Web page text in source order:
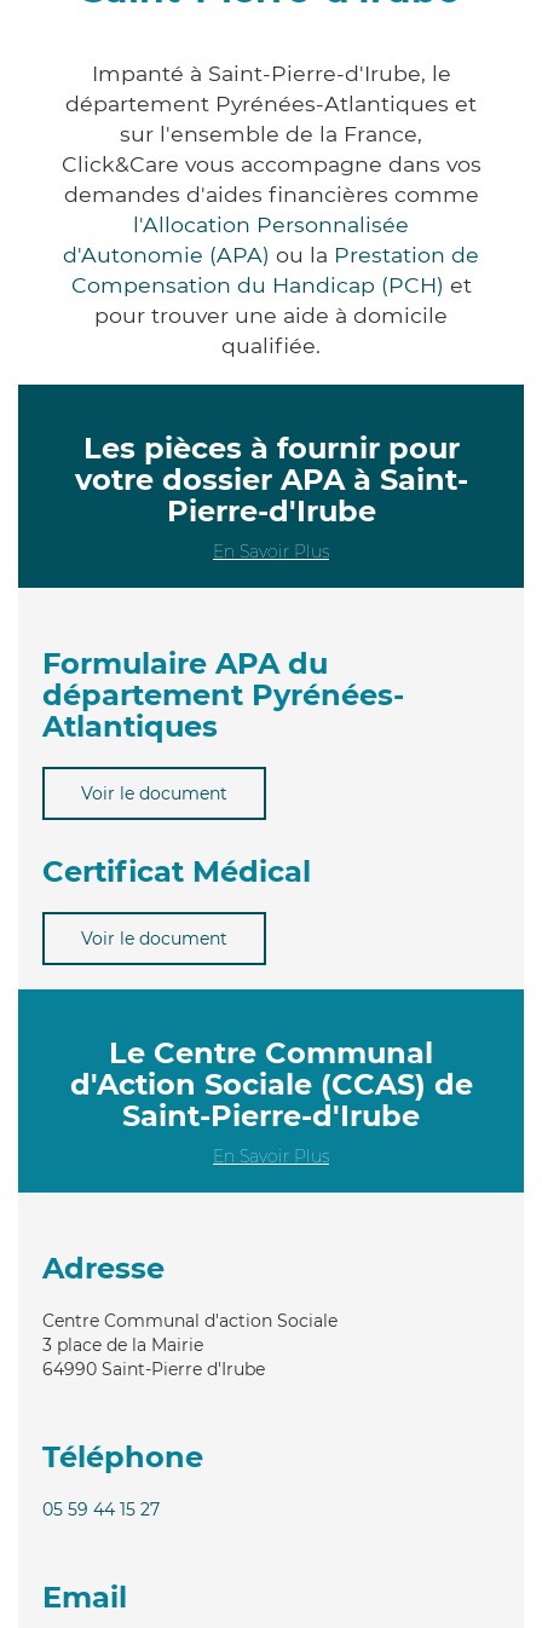
Impanté à Saint-Pierre-d'Irube, le
département Pyrénées-Atlantiques et
sur l'ensemble de la France,
Click&Care vous accompagne dans vos
demandes d'aides financières comme
l'Allocation Personnalisée
d'Autonomie (APA) ou la Prestation de
Compensation du Handicap (PCH) et
pour trouver une aide à domicile
qualifiée.
Les pièces à fournir pour
votre dossier APA à Saint-
Pierre-d'Irube
En Savoir Plus
Formulaire APA du
département Pyrénées-
Atlantiques
Voir le document
Certificat Médical
Voir le document
Le Centre Communal
d'Action Sociale (CCAS) de
Saint-Pierre-d'Irube
En Savoir Plus
Adresse
Centre Communal d'action Sociale
3 place de la Mairie
64990 Saint-Pierre d'Irube
Téléphone
05 59 44 15 27
Email